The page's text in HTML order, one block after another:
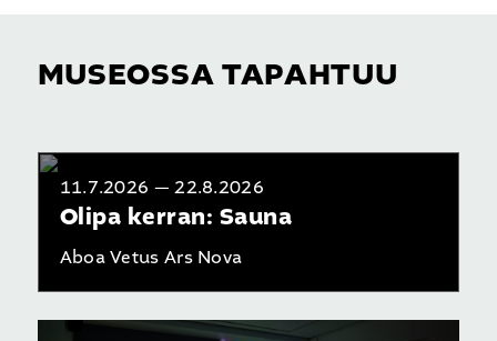
MUSEOSSA TAPAHTUU
11.7.2026 — 22.8.2026
Olipa kerran: Sauna
Aboa Vetus Ars Nova